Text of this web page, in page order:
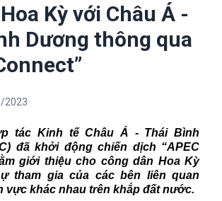
Kỳ với Châu Á -
Dương thông qua
2023
tác Kinh tế Châu Á - Thái Bình
đã khởi động chiến dịch “APEC
giới thiệu cho công dân Hoa Kỳ
tham gia của các bên liên quan
vực khác nhau trên khắp đất nước.